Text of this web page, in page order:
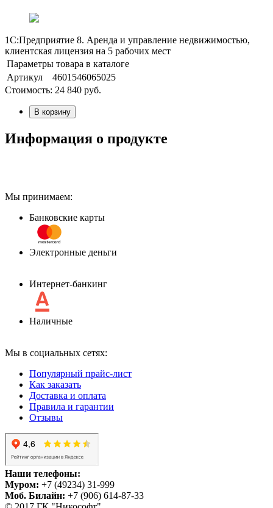
1С:Предприятие 8. Аренда и управление недвижимостью,
клиентская лицензия на 5 рабочих мест
Параметры товара в каталоге
Артикул
4601546065025
Стоимость: 24 840 руб.
В корзину
Информация о продукте
Мы принимаем:
Банковские карты
Электронные деньги
Интернет-банкинг
Наличные
Мы в социальных сетях:
Популярный прайс-лист
Как заказать
Доставка и оплата
Правила и гарантии
Отзывы
Наши телефоны:
Муром: +7 (49234) 31-999
Моб. Билайн: +7 (906) 614-87-33